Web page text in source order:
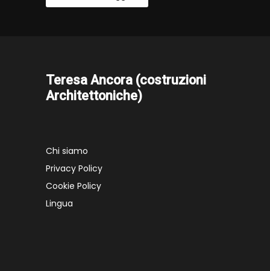
Teresa Ancora (costruzioni
Architettoniche)
Chi siamo
Privacy Policy
Cookie Policy
Lingua